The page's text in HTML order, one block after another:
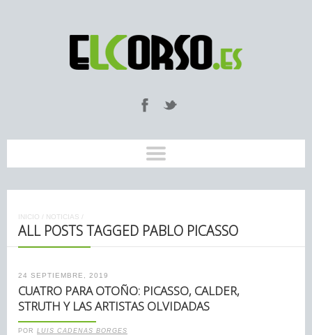
INICIO / NOTICIAS /
ALL POSTS TAGGED PABLO PICASSO
24 SEPTIEMBRE, 2019
CUATRO PARA OTOÑO: PICASSO, CALDER,
STRUTH Y LAS ARTISTAS OLVIDADAS
POR LUIS CADENAS BORGES